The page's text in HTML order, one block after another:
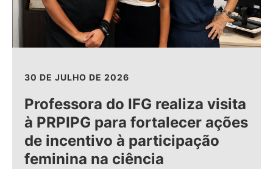
30 DE JULHO DE 2026
Professora do IFG realiza visita
à PRPIPG para fortalecer ações
de incentivo à participação
feminina na ciência